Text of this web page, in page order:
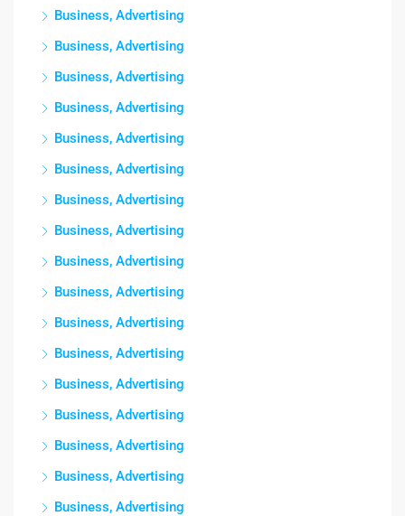
Business, Advertising
Business, Advertising
Business, Advertising
Business, Advertising
Business, Advertising
Business, Advertising
Business, Advertising
Business, Advertising
Business, Advertising
Business, Advertising
Business, Advertising
Business, Advertising
Business, Advertising
Business, Advertising
Business, Advertising
Business, Advertising
Business, Advertising